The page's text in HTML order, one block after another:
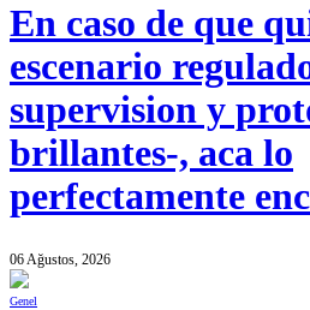
En caso de que
escenario
supervision y
brillantes-, aca lo
perfectamente
06 Ağustos, 2026
Genel